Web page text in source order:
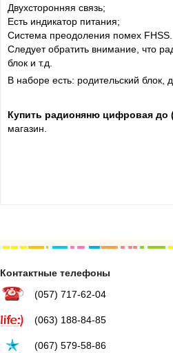
Двухсторонняя связь;
Есть индикатор питания;
Система преодоления помех FHSS.
Следует обратить внимание, что
блок и т.д.
В наборе есть: родительский блок,
Купить радионяню цифровая до
магазин.
Контактные телефоны
(057) 717-62-04
(063) 188-84-85
(067) 579-58-86